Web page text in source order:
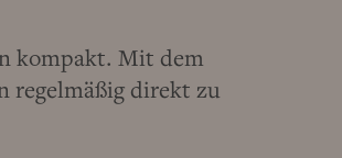
kompakt. Mit dem
regelmäßig direkt zu